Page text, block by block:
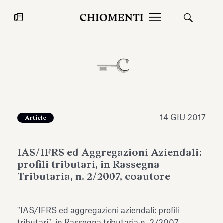
27 LUG 2026
mostra Marmora Romana
EcoVadis
Article 14 GIU 2017
IAS/IFRS ed Aggregazioni Aziendali:
profili tributari, in Rassegna
Tributaria, n. 2/2007, coautore
"IAS/IFRS ed aggregazioni aziendali: profili